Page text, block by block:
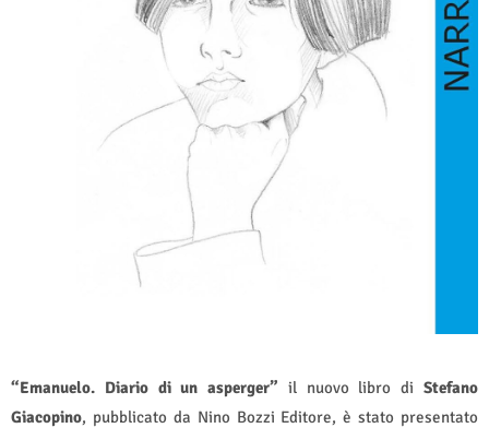
“Emanuelo. Diario di un asperger” il nuovo libro diStefano
Giacopino, pubblicato da Nino Bozzi Editore, è stato presentato